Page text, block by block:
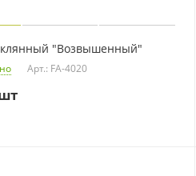
"Возвышенный"
Арт.: FA-4020